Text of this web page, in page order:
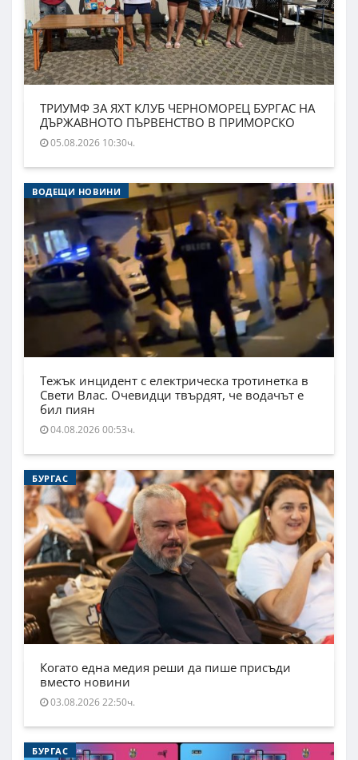
ТРИУМФ ЗА ЯХТ КЛУБ ЧЕРНОМОРЕЦ БУРГАС НА
ДЪРЖАВНОТО ПЪРВЕНСТВО В ПРИМОРСКО
05.08.2026 10:30ч.
ВОДЕЩИ НОВИНИ
Тежък инцидент с електрическа тротинетка в
Свети Влас. Очевидци твърдят, че водачът е
бил пиян
04.08.2026 00:53ч.
БУРГАС
Когато една медия реши да пише присъди
вместо новини
03.08.2026 22:50ч.
БУРГАС